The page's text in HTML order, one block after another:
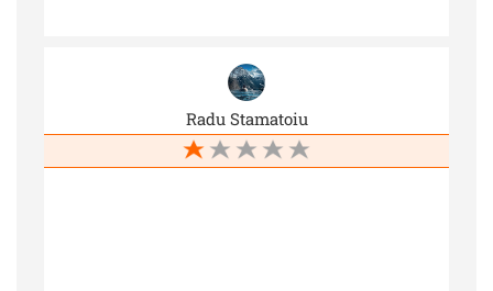
Radu Stamatoiu